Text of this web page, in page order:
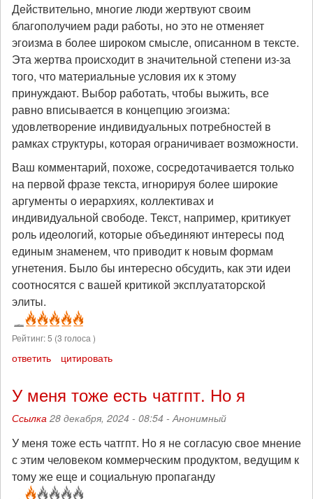
Действительно, многие люди жертвуют своим
благополучием ради работы, но это не отменяет
эгоизма в более широком смысле, описанном в тексте.
Эта жертва происходит в значительной степени из-за
того, что материальные условия их к этому
принуждают. Выбор работать, чтобы выжить, все
равно вписывается в концепцию эгоизма:
удовлетворение индивидуальных потребностей в
рамках структуры, которая ограничивает возможности.
Ваш комментарий, похоже, сосредотачивается только
на первой фразе текста, игнорируя более широкие
аргументы о иерархиях, коллективах и
индивидуальной свободе. Текст, например, критикует
роль идеологий, которые объединяют интересы под
единым знаменем, что приводит к новым формам
угнетения. Было бы интересно обсудить, как эти идеи
соотносятся с вашей критикой эксплуататорской
элиты.
Рейтинг:5 (3 голоса )
ответить цитировать
У меня тоже есть чатгпт. Но я
Ссылка 28 декабря, 2024 - 08:54 -Анонимный
У меня тоже есть чатгпт. Но я не согласую свое мнение
с этим человеком коммерческим продуктом, ведущим к
тому же еще и социальную пропаганду